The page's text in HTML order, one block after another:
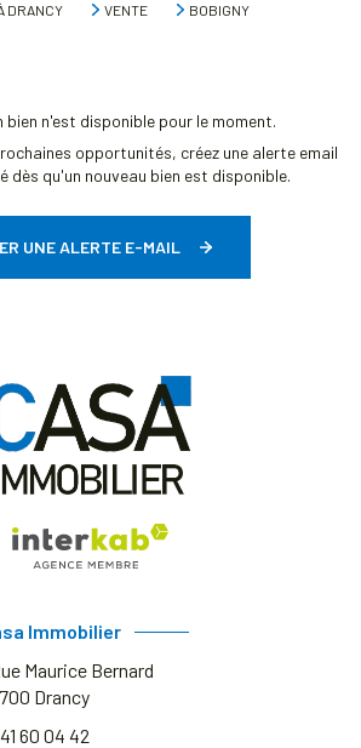
DRANCY VENTE
BOBIGNY
bien n'est disponible pour le moment.
opportunités, créez une alerte email
dès qu'un nouveau bien est disponible.
UNE ALERTE E-MAIL
Immobilier
Maurice Bernard
Drancy
60 04 42